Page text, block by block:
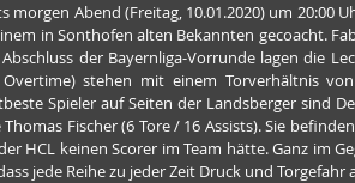
morgen Abend (Freitag, 10.01.2020) um 20:00
in Sonthofen alten Bekannten gecoacht.
der Bayernliga-Vorrunde lagen die
stehen mit einem Torverhältnis
Spieler auf Seiten der Landsberger sind
Thomas Fischer (6 Tore / 16 Assists). Sie
HCL keinen Scorer im Team hätte. Ganz im
jede Reihe zu jeder Zeit Druck und Torgefahr